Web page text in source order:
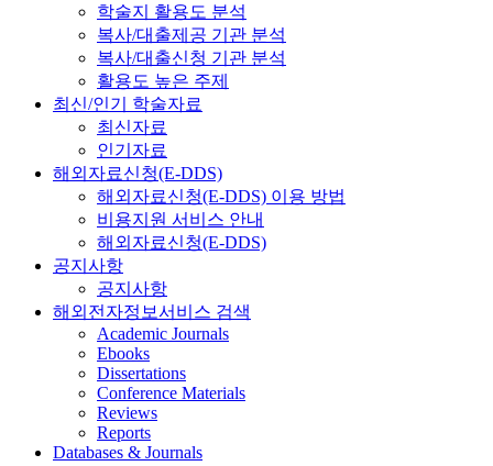
학술지 활용도 분석
복사/대출제공 기관 분석
복사/대출신청 기관 분석
활용도 높은 주제
최신/인기 학술자료
최신자료
인기자료
해외자료신청(E-DDS)
해외자료신청(E-DDS) 이용 방법
비용지원 서비스 안내
해외자료신청(E-DDS)
공지사항
공지사항
해외전자정보서비스 검색
Academic Journals
Ebooks
Dissertations
Conference Materials
Reviews
Reports
Databases & Journals